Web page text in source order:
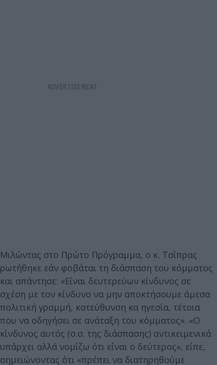
Μιλώντας στο Πρώτο Πρόγραμμα, ο κ. Τσίπρας
ρωτήθηκε εάν φοβάται τη διάσπαση του κόμματος
και απάντησε: «Είναι δευτερεύων κίνδυνος σε
σχέση με τον κίνδυνο να μην αποκτήσουμε άμεσα
πολιτική γραμμή, κατεύθυνση κα ηγεσία, τέτοια
που να οδηγήσει σε ανάταξη του κόμματος». «Ο
κίνδυνος αυτός (σ.σ. της διάσπασης) αντικειμενικά
υπάρχει αλλά νομίζω ότι είναι ο δεύτερος», είπε,
σημειώνοντας ότι «πρέπει να διατηρηθούμε